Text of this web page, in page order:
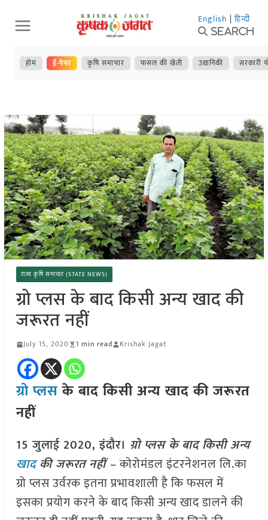
Skip
to
content
English | हिन्दी
Search
होम ई-पेपर कृषि समाचार फसल की खेती उद्यानिकी सरकारी
राज्य कृषि समाचार (STATE NEWS)
ग्रो प्लस के बाद किसी अन्य खाद की
जरूरत नहीं
July 15, 2020 1 min read Krishak Jagat
ग्रो प्लसके बाद किसी अन्य खाद की जरूरत
नहीं
15 जुलाई 2020, इंदौर। ग्रो प्लस के बाद किसी अन्य
खादकी जरूरत नहीं –कोरोमंडल इंटरनेशनल लि.का
ग्रो प्लस उर्वरक इतना प्रभावशाली है कि फसल में
इसका प्रयोग करने के बाद किसी अन्य खाद डालने की